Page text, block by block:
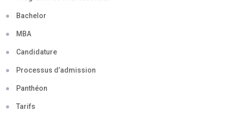
Bachelor
MBA
Candidature
Processus d’admission
Panthéon
Tarifs